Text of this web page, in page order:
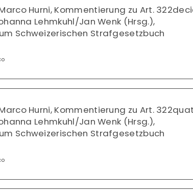
Hurni, Kommentierung zu Art.
Lehmkuhl/Jan Wenk (Hrsg.),
Schweizerischen Strafgesetzbuch
Hurni, Kommentierung zu Art.
Lehmkuhl/Jan Wenk (Hrsg.),
Schweizerischen Strafgesetzbuch